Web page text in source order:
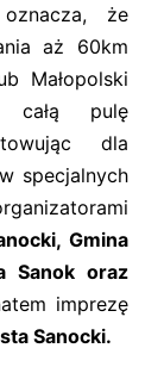
że
aż 60km
Małopolski
całą pulę
dla
specjalnych
Gmina
Sanok oraz
imprezę
Sanocki.